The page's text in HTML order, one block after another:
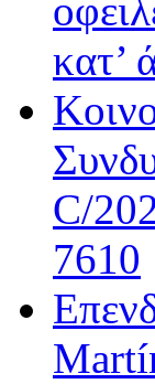
κατ’
C/
7610